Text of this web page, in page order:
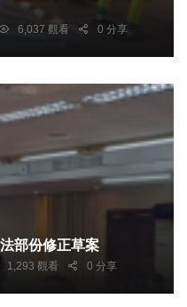
6,037 觀看 0 分享
部份修正草案
1,293 觀看 0 分享